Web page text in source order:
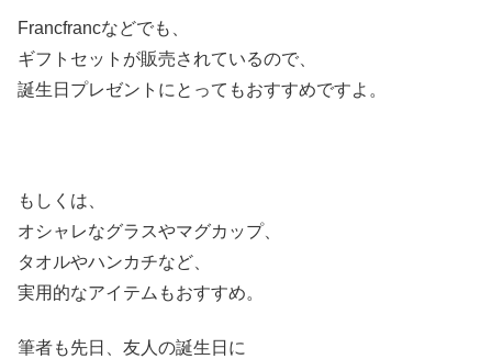
Francfrancなどでも、
ギフトセットが販売されているので、
誕生日プレゼントにとってもおすすめですよ。
もしくは、
オシャレなグラスやマグカップ、
タオルやハンカチなど、
実用的なアイテムもおすすめ。
筆者も先日、友人の誕生日に